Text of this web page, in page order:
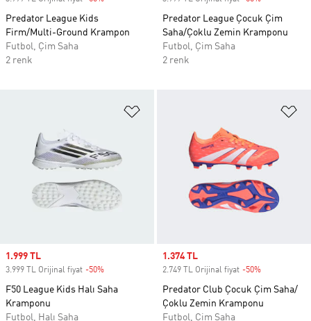
Predator League Kids
Firm/Multi-Ground Krampon
Futbol, Çim Saha
2 renk
Predator League Çocuk Çim
Saha/Çoklu Zemin Kramponu
Futbol, Çim Saha
2 renk
Sale price
1.999 TL
3.999 TL Orijinal fiyat -50%
F50 League Kids Halı Saha
Kramponu
Futbol, Halı Saha
Sale price
1.374 TL
2.749 TL Orijinal fiyat -50%
Predator Club Çocuk Çim Saha/
Çoklu Zemin Kramponu
Futbol, Çim Saha